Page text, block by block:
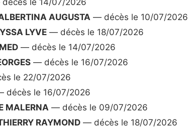
le 14/07/2026
AUGUSTA — décès le 10/07/2026
LYVE — décès le 18/07/2026
— décès le 14/07/2026
— décès le 16/07/2026
le 22/07/2026
décès le 16/07/2026
MALERNA — décès le 09/07/2026
RAYMOND — décès le 18/07/2026